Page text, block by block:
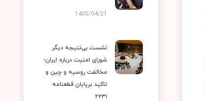
1405/04/21
نشست بی‌نتیجه دیگر
شورای امنیت درباره ایران؛
مخالفت روسیه و چین و
تاکید برپایان قطعنامه
۲۲۳۱